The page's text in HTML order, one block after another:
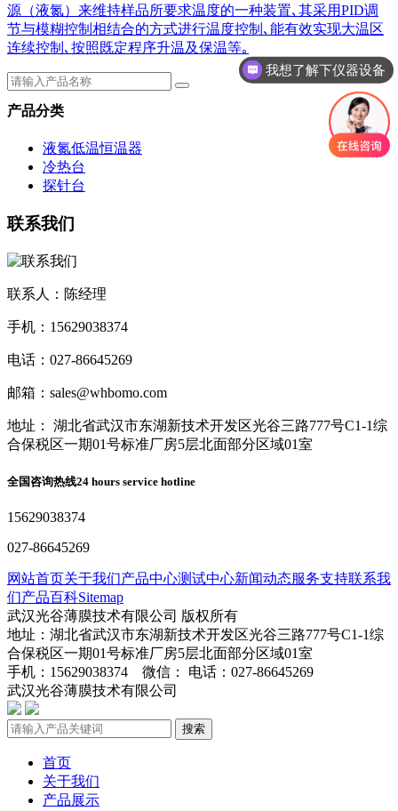
源（液氮）来维持样品所要求温度的一种装置､其采用PID调
节与模糊控制相结合的方式进行温度控制､能有效实现大温区
连续控制､按照既定程序升温及保温等｡
产品分类
液氮低温恒温器
冷热台
探针台
联系我们
联系人：陈经理
手机：15629038374
电话：027-86645269
邮箱：sales@whbomo.com
地址： 湖北省武汉市东湖新技术开发区光谷三路777号C1-1综
合保税区一期01号标准厂房5层北面部分区域01室
全国咨询热线24 hours service hotline
15629038374
027-86645269
网站首页关于我们产品中心测试中心新闻动态服务支持联系我
们产品百科Sitemap
武汉光谷薄膜技术有限公司 版权所有
地址：湖北省武汉市东湖新技术开发区光谷三路777号C1-1综
合保税区一期01号标准厂房5层北面部分区域01室
手机：15629038374 微信： 电话：027-86645269
武汉光谷薄膜技术有限公司
搜索
首页
关于我们
产品展示
我想了解下仪器设备